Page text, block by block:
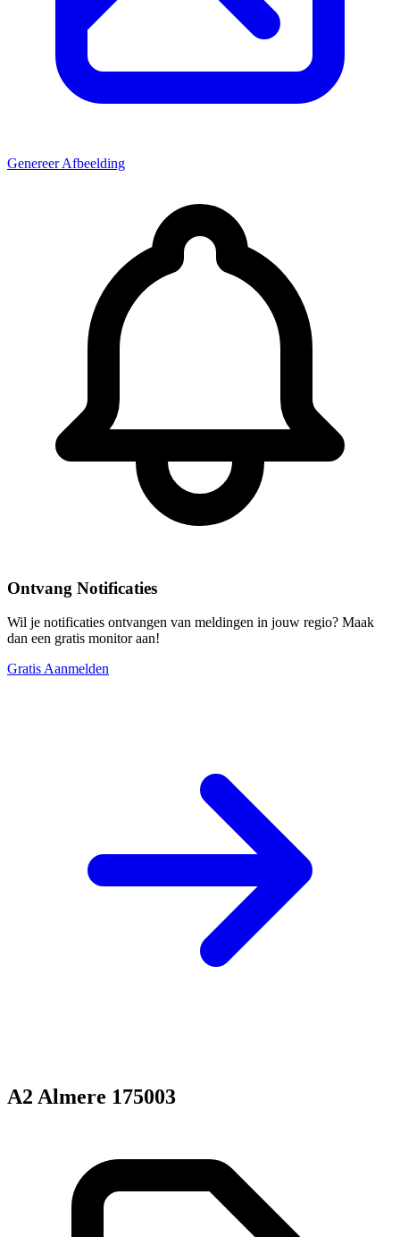
Genereer Afbeelding
Ontvang Notificaties
Wil je notificaties ontvangen van meldingen in jouw regio? Maak
dan een gratis monitor aan!
Gratis Aanmelden
A2 Almere 175003